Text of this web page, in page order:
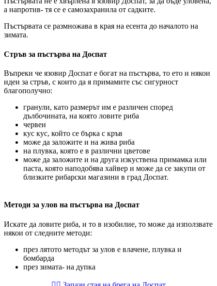
а напротив- тя се е самозахранила от садките.
Пъстървата се размножава в края на есента до началото на
зимата.
Стръв за пъстърва на Доспат
Въпреки че язовир Доспат е богат на пъстърва, то ето и някои
идеи за стръв, с които да я примамите със сигурност
благополучно:
гранули, като размерът им е различен според
дълбочината, на която ловите риба
червеи
кус кус, който се бърка с кръв
може да заложите и на жива риба
на плувка, която е в различни цветове
може да заложите и на друга изкуствена примамка или
паста, която наподобява хайвер и може да се закупи от
близките рибарски магазини в град Доспат.
Методи за улов на пъстърва на Доспат
Искате да ловите риба, и то в изобилие, то може да използвате
някои от следните методи:
през лятото методът за улов е влачене, плувка и
бомбарда
през зимата- на дупка